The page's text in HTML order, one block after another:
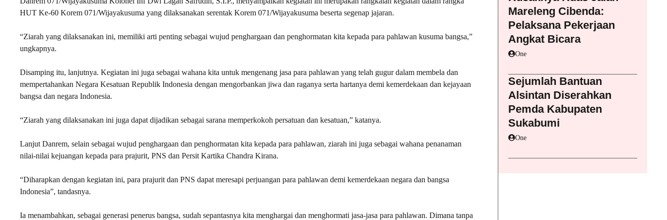
HUT Ke-60 Korem 071/Wijayakusuma yang dilaksanakan serentak Korem 071/Wijayakusuma beserta segenap jajaran.
“Ziarah yang dilaksanakan ini, memiliki arti penting sebagai wujud penghargaan dan penghormatan kita kepada para pahlawan kusuma bangsa,”
ungkapnya.
Disamping itu, lanjutnya. Kegiatan ini juga sebagai wahana kita untuk mengenang jasa para pahlawan yang telah gugur dalam membela dan
mempertahankan Negara Kesatuan Republik Indonesia dengan mengorbankan jiwa dan raganya serta hartanya demi kemerdekaan dan kejayaan
bangsa dan negara Indonesia.
“Ziarah yang dilaksanakan ini juga dapat dijadikan sebagai sarana memperkokoh persatuan dan kesatuan,” katanya.
Lanjut Danrem, selain sebagai wujud penghargaan dan penghormatan kita kepada para pahlawan, ziarah ini juga sebagai wahana penanaman
nilai-nilai kejuangan kepada para prajurit, PNS dan Persit Kartika Chandra Kirana.
“Diharapkan dengan kegiatan ini, para prajurit dan PNS dapat meresapi perjuangan para pahlawan demi kemerdekaan negara dan bangsa
Indonesia”, tandasnya.
Ia menambahkan, sebagai generasi penerus bangsa, sudah sepantasnya kita menghargai dan menghormati jasa-jasa para pahlawan. Dimana tanpa
Mareleng Cibenda:
Pelaksana Pekerjaan
Angkat Bicara
One
Sejumlah Bantuan
Alsintan Diserahkan
Pemda Kabupaten
Sukabumi
One